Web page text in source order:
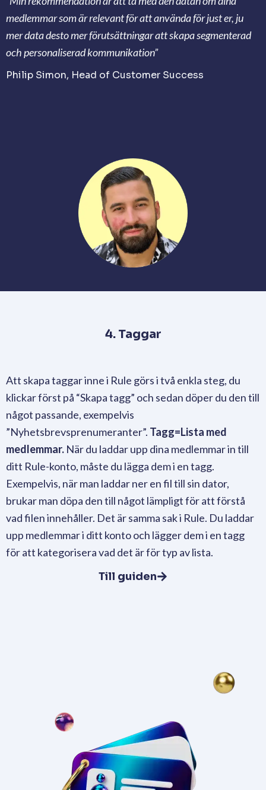
medlemmar som är relevant för att använda för just er, ju
mer data desto mer förutsättningar att skapa segmenterad
och personaliserad kommunikation”
Philip Simon, Head of Customer Success
4. Taggar
Att skapa taggar inne i Rule görs i två enkla steg, du
klickar först på “Skapa tagg” och sedan döper du den till
något passande, exempelvis
”Nyhetsbrevsprenumeranter”. Tagg=Lista med
medlemmar. När du laddar upp dina medlemmar in till
ditt Rule-konto, måste du lägga dem i en tagg.
Exempelvis, när man laddar ner en fil till sin dator,
brukar man döpa den till något lämpligt för att förstå
vad filen innehåller. Det är samma sak i Rule. Du laddar
upp medlemmar i ditt konto och lägger dem i en tagg
för att kategorisera vad det är för typ av lista.
Till guiden